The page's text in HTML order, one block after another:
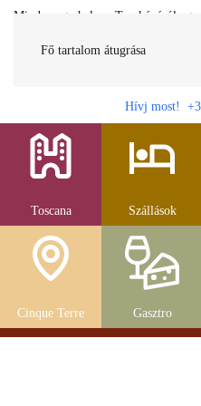
Fő tartalom átugrása
Minden egy helyen Toszkánáról
gasztronomia....
Hívj most!
Toscana Szállások
Cinque Terre Gasztro